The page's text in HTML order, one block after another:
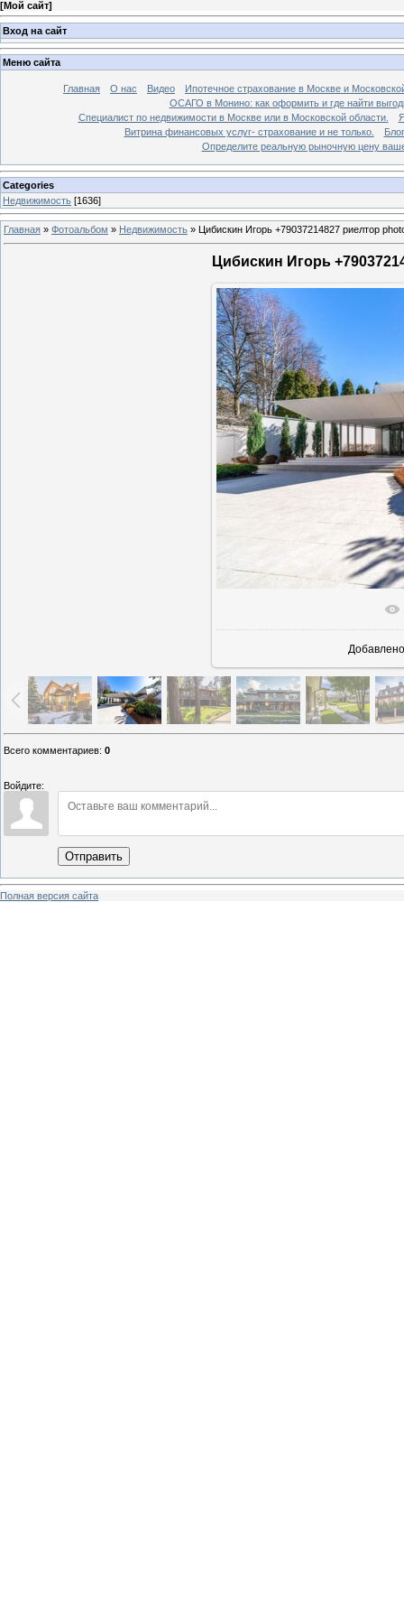
[Мой сайт]
Вход на сайт
Меню сайта
Главная О нас Видео
Ипотечное страхование в Москве и
ОСАГО в Монино: как оформить и где найти
Специалист по недвижимости в Москве или в Московской области.
Витрина финансовых услуг- страхование и не только.
Блог
Определите реальную рыночную цену
Categories
Недвижимость [1636]
Главная » Фотоальбом » Недвижимость » Цибискин Игорь +79037214827 риелтор
Цибискин Игорь
В
Добавлено
Всего комментариев: 0
Войдите:
Отправить
Полная версия сайта